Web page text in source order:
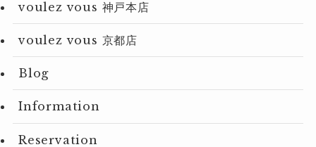
voulez vous 神戸本店
voulez vous 京都店
Blog
Information
Reservation